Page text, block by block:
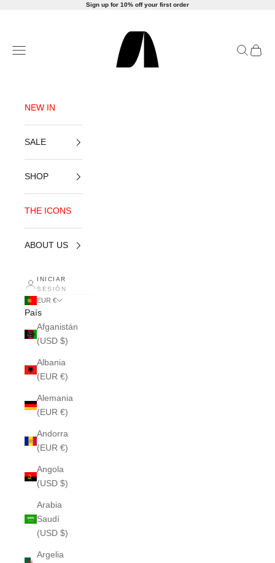
Sign up for 10% off your first order
Abrir menú de navegación AbrirAbrir
NEW IN
SALE
SHOP
THE ICONS
ABOUT US
INICIAR
SESIÓN
EUR €
País
Afganistán
(USD $)
Albania
(EUR €)
Alemania
(EUR €)
Andorra
(EUR €)
Angola
(USD $)
Arabia
Saudí
(USD $)
Argelia